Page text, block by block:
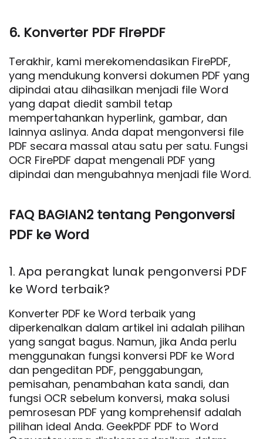
6. Konverter PDF FirePDF
Terakhir, kami merekomendasikan FirePDF,
yang mendukung konversi dokumen PDF yang
dipindai atau dihasilkan menjadi file Word
yang dapat diedit sambil tetap
mempertahankan hyperlink, gambar, dan
lainnya aslinya. Anda dapat mengonversi file
PDF secara massal atau satu per satu. Fungsi
OCR FirePDF dapat mengenali PDF yang
dipindai dan mengubahnya menjadi file Word.
FAQ BAGIAN2 tentang Pengonversi
PDF ke Word
1. Apa perangkat lunak pengonversi PDF
ke Word terbaik?
Konverter PDF ke Word terbaik yang
diperkenalkan dalam artikel ini adalah pilihan
yang sangat bagus. Namun, jika Anda perlu
menggunakan fungsi konversi PDF ke Word
dan pengeditan PDF, penggabungan,
pemisahan, penambahan kata sandi, dan
fungsi OCR sebelum konversi, maka solusi
pemrosesan PDF yang komprehensif adalah
pilihan ideal Anda. GeekPDF PDF to Word